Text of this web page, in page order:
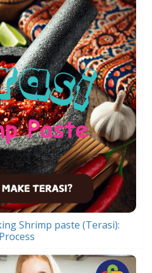
Shrimp paste (Terasi):